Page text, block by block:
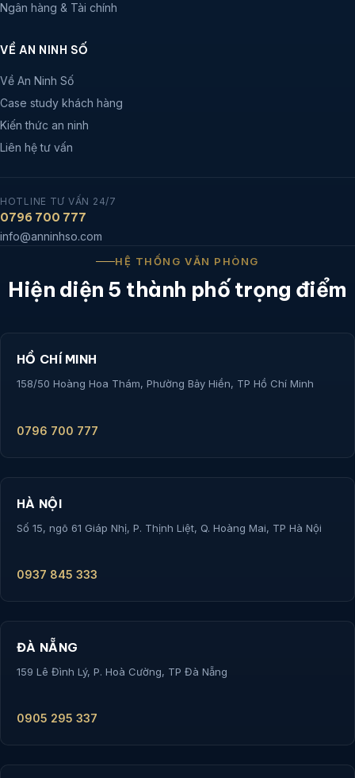
Ngân hàng & Tài chính
VỀ AN NINH SỐ
Về An Ninh Số
Case study khách hàng
Kiến thức an ninh
Liên hệ tư vấn
HOTLINE TƯ VẤN 24/7
0796 700 777
info@anninhso.com
HỆ THỐNG VĂN PHÒNG
Hiện diện 5 thành phố trọng điểm
HỒ CHÍ MINH
158/50 Hoàng Hoa Thám, Phường Bảy Hiền, TP Hồ Chí Minh
0796 700 777
HÀ NỘI
Số 15, ngõ 61 Giáp Nhị, P. Thịnh Liệt, Q. Hoàng Mai, TP Hà Nội
0937 845 333
ĐÀ NẴNG
159 Lê Đình Lý, P. Hoà Cường, TP Đà Nẵng
0905 295 337